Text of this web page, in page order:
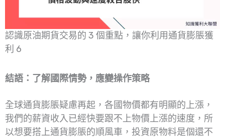
認識原油期貨交易的 3 個重點，讓你利用通貨膨脹獲
利 6
結語：了解國際情勢，應變操作策略
全球通貨膨脹疑慮再起，各國物價都有明顯的上漲，
我們的薪資收入已經快要跟不上物價上漲的速度，所
以想要搭上通貨膨脹的順風車，投資原物料是個還不